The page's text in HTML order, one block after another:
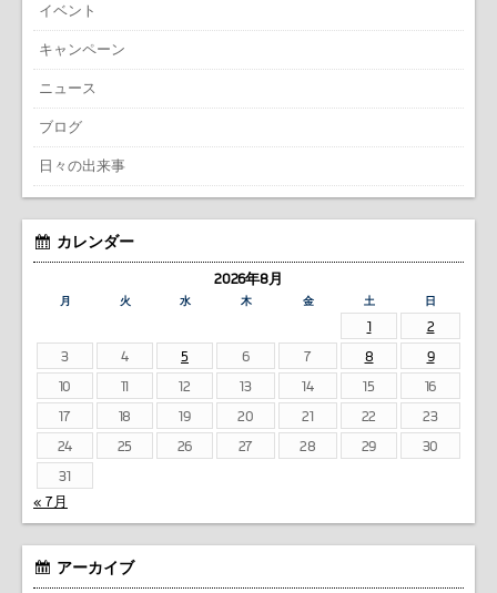
イベント
キャンペーン
ニュース
ブログ
日々の出来事
カレンダー
2026年8月
月 火 水 木 金 土 日
1
2
3
4 5 6 7 8
9
10
11 12 13 14 15
16
17
18 19 20 21 22
23
24
25 26 27 28 29
30
31
« 7月
アーカイブ